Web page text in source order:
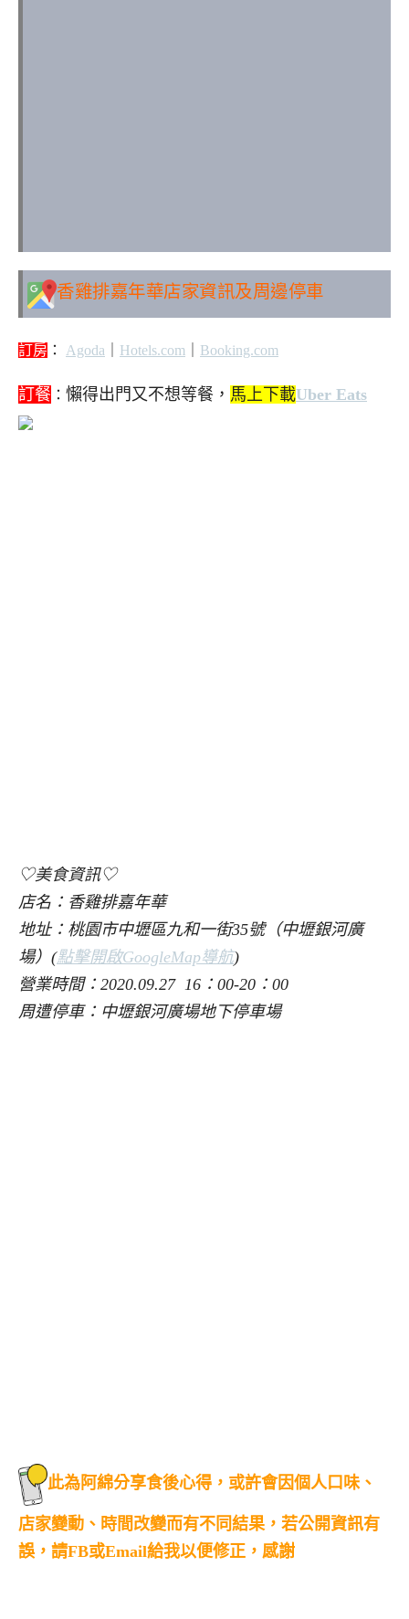
香雞排嘉年華店家資訊及周邊停車
訂房 ： Agoda Hotels.com Booking.com
訂餐 ： 懶得出門又不想等餐， 馬上下載Uber Eats
♡美食資訊♡
店名：香雞排嘉年華
地址：桃園市中壢區九和一街35號（中壢銀河廣
場）(點擊開啟GoogleMap導航)
營業時間：2020.09.27 16：00-20：00
周遭停車：中壢銀河廣場地下停車場
此為阿綿分享食後心得，或許會因個人口味、
店家變動、時間改變而有不同結果，若公開資訊有
誤，請FB或Email給我以便修正，感謝